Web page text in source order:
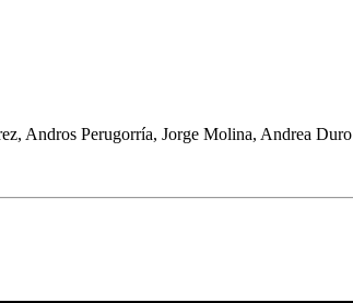
Andros Perugorría, Jorge Molina, Andrea Duro